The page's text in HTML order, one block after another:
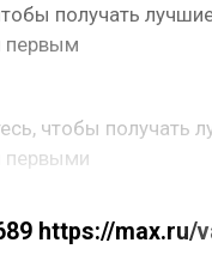
получать
первым
чтобы получать
первыми
https://max.ru/